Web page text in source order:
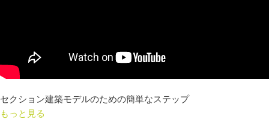
セクション建築モデルのための簡単なステップ
もっと見る